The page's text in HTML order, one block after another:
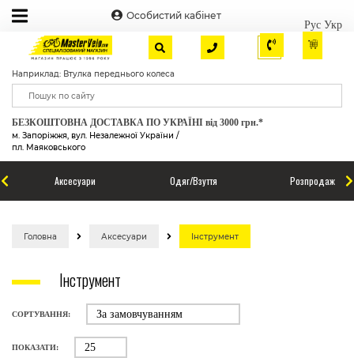
Особистий кабінет
Рус Укр
Наприклад: Втулка переднього колеса
БЕЗКОШТОВНА ДОСТАВКА ПО УКРАЇНІ від 3000 грн.*
м. Запоріжжя, вул. Незалежної України /
пл. Маяковського
Аксесуари Одяг/Взуття Розпродаж
Головна Аксесуари Інструмент
Інструмент
СОРТУВАННЯ:
ПОКАЗАТИ: